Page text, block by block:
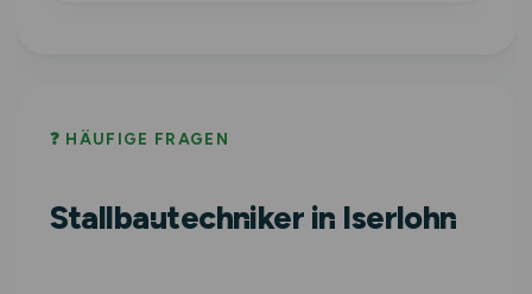
❓ HÄUFIGE FRAGEN
Stallbautechniker in Iserlohn